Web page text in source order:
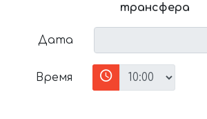
трансфера
Дата
Время